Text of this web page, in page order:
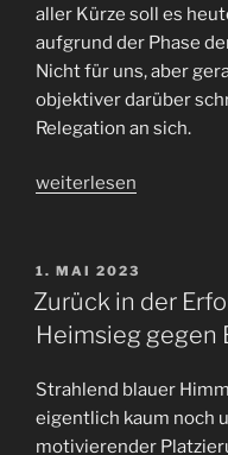
aller Kürze soll es
aufgrund der Phase
Nicht für uns, aber
objektiver darüber
Relegation an sich.
„Relegation?
wenigstens
fair
gestalten.“
weiterlesen
VERÖFFENTLICHT
AM
1. MAI 2023
Zurück in der
Heimsieg gegen
Strahlend blauer
eigentlich kaum noch
motivierender